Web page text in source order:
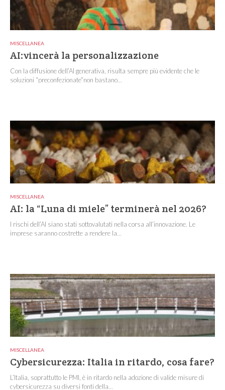
MISCELLANEA
AI:vincerà la personalizzazione
Con la diffusione dell’AI generativa, risulta sempre più evidente che le
soluzioni “preconfezionate”non bastano...
MISCELLANEA
AI: la “Luna di miele” terminerà nel 2026?
I rischi dell’AI siano stati sottovalutati nella corsa all’innovazione. Le
imprese saranno costrette a rendere la...
MISCELLANEA
Cybersicurezza: Italia in ritardo, cosa fare?
L’Italia, soprattutto le PMI, è in ritardo nella adozione di valide misure di
cybersicurezza su diversi fonti della...